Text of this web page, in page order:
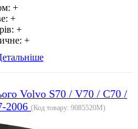
+
+
+
+
Volvo S70 / V70 / C70 /
2006 (Код товару: 9085520M)